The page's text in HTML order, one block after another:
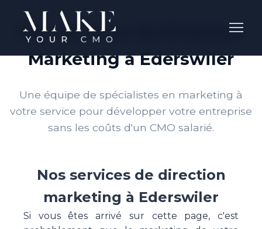
Nos Services de Direction
Marketing à Ederswiler
Une équipe de spécialistes en marketing à
votre service pour développer votre entreprise
sans les coûts d'un CMO salarié.
Nos services de direction
marketing à Ederswiler
Si vous êtes arrivé sur cette page, c'est